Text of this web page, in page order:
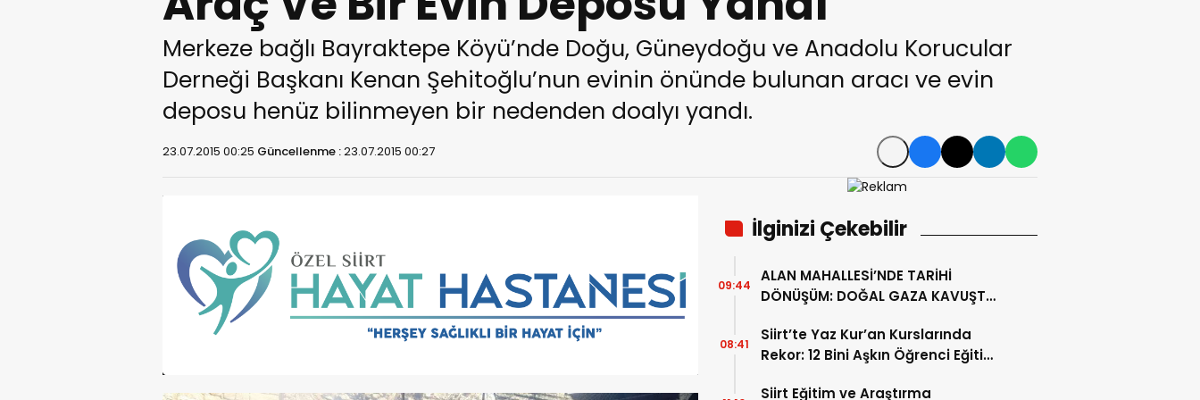
Merkeze bağlı Bayraktepe Köyü’nde Doğu, Güneydoğu ve Anadolu Korucular
Derneği Başkanı Kenan Şehitoğlu’nun evinin önünde bulunan aracı ve evin
deposu henüz bilinmeyen bir nedenden doalyı yandı.
23.07.2015 00:25 Güncellenme :23.07.2015 00:27
İlginizi Çekebilir
ALAN MAHALLESİ’NDE TARİHİ
DÖNÜŞÜM: DOĞAL GAZA KAVUŞTU,
09:44
Siirt’te Yaz Kur’an Kurslarında
Rekor: 12 Bini Aşkın Öğrenci Eğitim
08:41
Siirt Eğitim ve Araştırma